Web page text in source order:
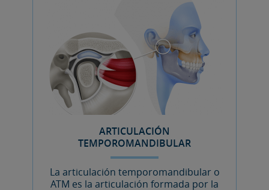
ARTICULACIÓN
TEMPOROMANDIBULAR
La articulación temporomandibular o
ATM es la articulación formada por la